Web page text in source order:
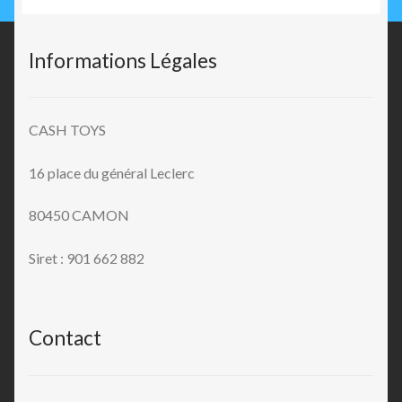
Informations Légales
CASH TOYS
16 place du général Leclerc
80450 CAMON
Siret : 901 662 882
Contact